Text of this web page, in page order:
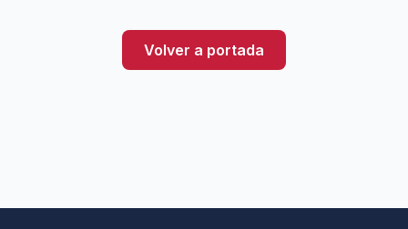
Volver a portada